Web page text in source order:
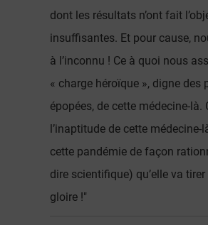
dont les résultats n’ont fait
insuffisantes. Et pour cause,
à l’inconnu ! Ce à quoi nous
« charge héroïque », digne des
épopées, de cette médecine-là.
l’inaptitude de cette médecine-
cette pandémie de façon
dire scientifique) qu’elle va
gloire !"